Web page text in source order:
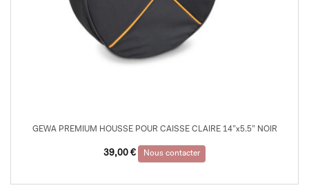
GEWA PREMIUM HOUSSE POUR CAISSE CLAIRE 14”x5.5” NOIR
39,00 € Nous contacter